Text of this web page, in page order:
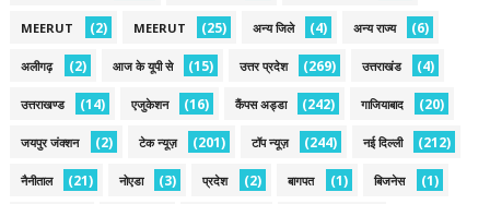
MEERUT (2) MEERUT (25) अन्य जिले (4) अन्य राज्य (6)
अलीगढ़ (2) आज के यूपी से (15) उत्तर प्रदेश (269) उत्तराखंड (4)
उत्तराखण्ड (14) एजुकेशन (16) कैंपस अड्डा (242) गाजियाबाद (20)
जयपुर जंक्शन (2) टेक न्यूज़ (201) टॉप न्यूज़ (244) नई द‍िल्ली (212)
नैनीताल (21) नोएडा (3) प्रदेश (2) बागपत (1) बिजनेस (1)